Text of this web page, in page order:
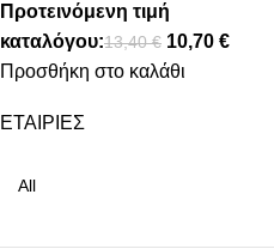
ΕΤΑΙΡΙΕΣ
Προτεινόμενη τιμή
καταλόγου:13,40€ 10,70 €
Προσθήκη στο καλάθι